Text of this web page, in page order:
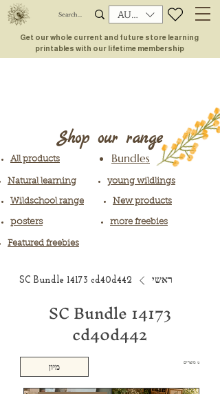
AUD (AU$)
Get our whole current and future store learning
printables with our lifetime membership
All products
Shop our range
Bundles
Natural learning young wildlings
Wildschool range New products
posters more freebies
Featured freebies
ראשי SC Bundle 14173 cd40d442
SC Bundle 14173
cd40d442
2 מוצרים מיון